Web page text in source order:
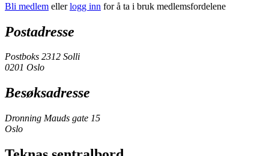
Bli medlem ellerlogg inn for å ta i bruk medlemsfordelene
Postadresse
Postboks 2312 Solli
0201 Oslo
Besøksadresse
Dronning Mauds gate 15
Oslo